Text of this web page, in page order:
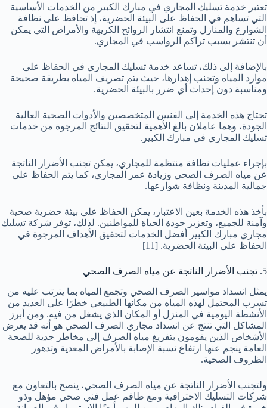
تعتبر خدمة تسليك المجاري في مبارك الكبير من الخدمات الأساسية
التي تساهم في الحفاظ على البيئة الحضرية، إذ تحافظ على نظافة
الشوارع والمنازل وتمنع انتشار الروائح الكريهة والأمراض التي يمكن
أن تنتشر بسبب تراكم الرواسب في المجاري.
بالإضافة إلى ذلك، تساعد خدمة تسليك المجاري في الحفاظ على
موارد المياه وتجنب إهدارها، حيث يتم تصريف المياه بطريقة صحيحة
ومناسبة دون إحداث أي ضرر بالبيئة الحضرية.
تحتاج هذه الخدمة إلى الفنيين المتخصصين والأدوات الصحية العالية
الجودة، وهما عاملان بالغ الأهمية لتحقيق النتائج المرجوة من خدمات
تسليك المجاري في مبارك الكبير.
بإجراء عمليات نظافة منتظمة للمجاري، يمكن تجنب الأضرار الناتجة
عن مياه الصرف الصحي وزيادة عمر المجاري، كما يتم الحفاظ على
جمالية المدينة ونظافة شوارعها.
بأخذ هذه الخدمة بعين الاعتبار، يمكن الحفاظ على بيئة حضرية صحية
وآمنة للجميع، وتعزيز جودة الحياة للمواطنين. لذلك، توفر شركة تسليك
مجاري مبارك الكبير أفضل الخدمات لتحقيق الأهداف المرجوة في
الحفاظ على البيئة الحضرية. [11]
5. تجنب الأضرار الناتجة عن مياه الصرف الصحي
يمثل انسداد مواسير الصرف الصحي وتجمع المياه بما يترتب عليه من
تسرب المحتمل لهذه المياه من مكانها الطبيعي خطرًا على العديد من
الأنشطة اليومية في المنزل أو المكان الذي يشغل من فيه. ومن أبرز
المشاكل التي تنتج عن انسداد مجاري الصرف الصحي هو أنه قد يعرض
الأشخاص الذين يقومون بتفريغ مياه الصرف إلى مخاطر جدية للصحة
العامة ينجم عنها ارتفاع نسبة الإصابة بالأمراض المعدية وتدهور
الظروف الصحية.
ولتجنب الأضرار الناتجة عن مياه الصرف الصحي، ينصح بالتعاون مع
شركات التسليك الاحترافية ومع طاقم عمل فني صحي مؤهل وذو